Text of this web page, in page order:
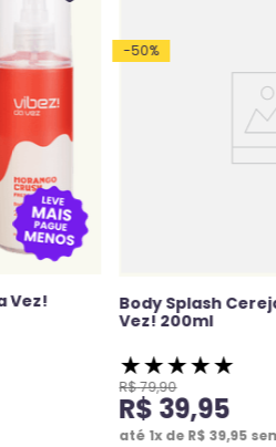
Vez!
-50%
Body Splash
Vez! 200ml
★★★★★
R$79,90
R$ 39,95
até 1x de R$ 39,95